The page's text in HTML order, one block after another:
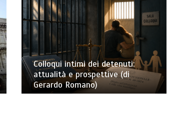
Colloqui intimi dei detenuti:
attualità e prospettive (di
Gerardo Romano)